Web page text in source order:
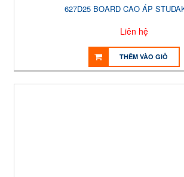
627D25 BOARD CAO ÁP
Liên hệ
THÊM VÀO GIỎ